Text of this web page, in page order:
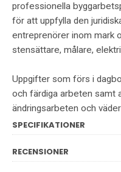
professionella
för att uppfylla den
entreprenörer inom mark
stensättare, målare,
Uppgifter som förs i
och färdiga arbeten samt
ändringsarbeten och
SPECIFIKATIONER
RECENSIONER